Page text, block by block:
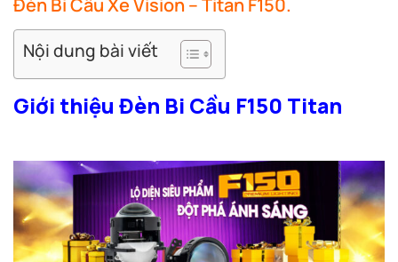
Đèn Bi Cầu Xe Vision – Titan F150.
Nội dung bài viết
Giới thiệu Đèn Bi Cầu F150 Titan